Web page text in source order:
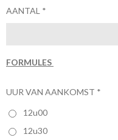
AANTAL *
FORMULES
UUR VAN AANKOMST *
12u00
12u30